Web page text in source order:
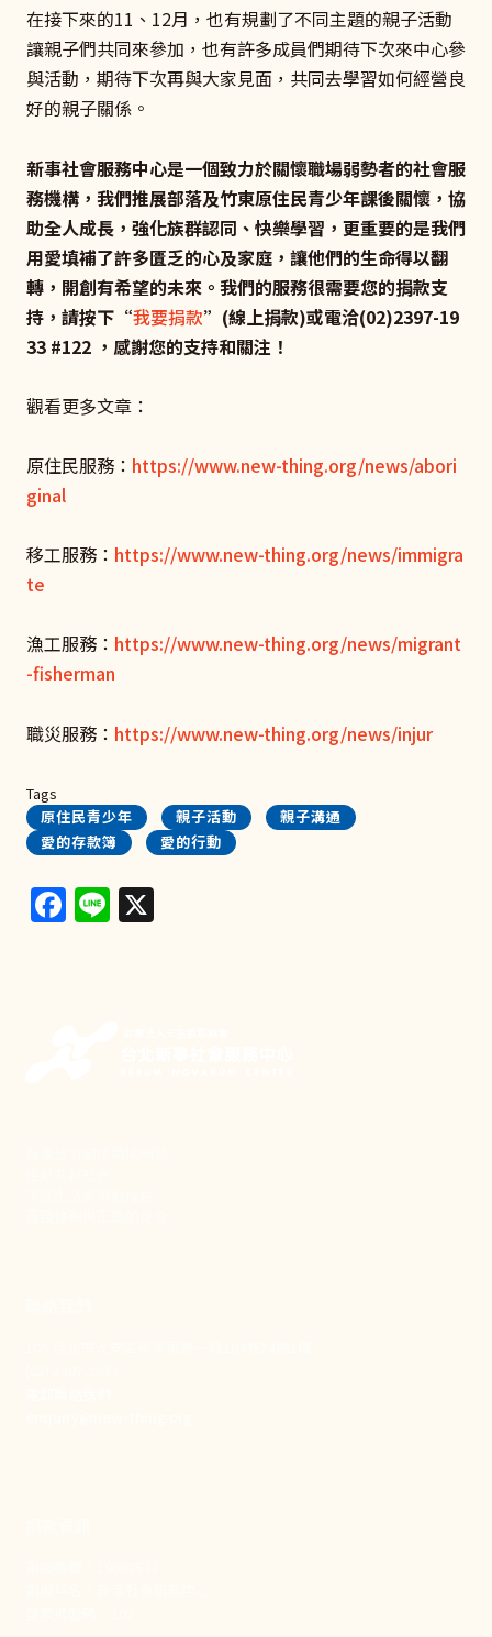
在接下來的11、12月，也有規劃了不同主題的親子活動
讓親子們共同來參加，也有許多成員們期待下次來中心參
與活動，期待下次再與大家見面，共同去學習如何經營良
好的親子關係。
新事社會服務中心是一個致力於關懷職場弱勢者的社會服
務機構，我們推展部落及竹東原住民青少年課後關懷，協
助全人成長，強化族群認同、快樂學習，更重要的是我們
用愛填補了許多匱乏的心及家庭，讓他們的生命得以翻
轉，開創有希望的未來。我們的服務很需要您的捐款支
持，請按下“我要捐款”(線上捐款)或電洽(02)2397-19
33 #122 ，感謝您的支持和關注！
觀看更多文章：
原住民服務： https://www.new-thing.org/news/abori
ginal
移工服務： https://www.new-thing.org/news/immigra
te
漁工服務： https://www.new-thing.org/news/migrant
-fisherman
職災服務： https://www.new-thing.org/news/injur
Tags
原住民青少年
親子活動
親子溝通
愛的存款簿
愛的行動
Facebook
Line